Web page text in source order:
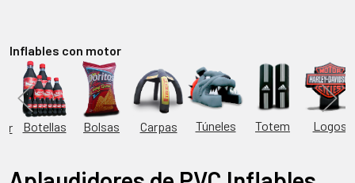
Inflables con motor
Botellas Bolsas Carpas Túneles Totem Logos